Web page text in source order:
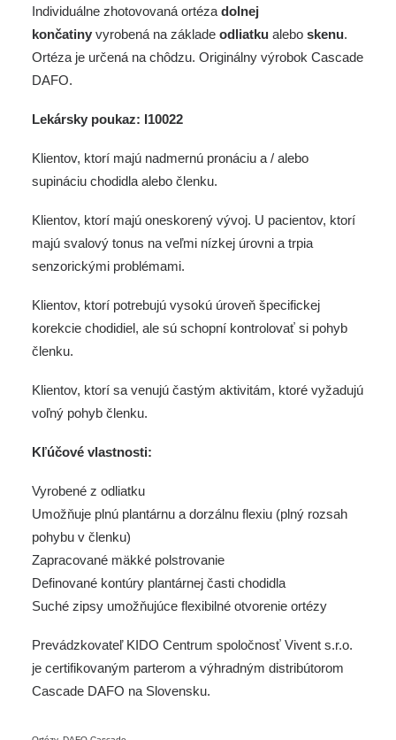
Individuálne zhotovovaná ortéza dolnej
končatiny vyrobená na základe odliatku alebo skenu.
Ortéza je určená na chôdzu. Originálny výrobok Cascade
DAFO.
Lekársky poukaz: I10022
Klientov, ktorí majú nadmernú pronáciu a / alebo
supináciu chodidla alebo členku.
Klientov, ktorí majú oneskorený vývoj. U pacientov, ktorí
majú svalový tonus na veľmi nízkej úrovni a trpia
senzorickými problémami.
Klientov, ktorí potrebujú vysokú úroveň špecifickej
korekcie chodidiel, ale sú schopní kontrolovať si pohyb
členku.
Klientov, ktorí sa venujú častým aktivitám, ktoré vyžadujú
voľný pohyb členku.
Kľúčové vlastnosti:
Vyrobené z odliatku
Umožňuje plnú plantárnu a dorzálnu flexiu (plný rozsah
pohybu v členku)
Zapracované mäkké polstrovanie
Definované kontúry plantárnej časti chodidla
Suché zipsy umožňujúce flexibilné otvorenie ortézy
Prevádzkovateľ KIDO Centrum spoločnosť Vivent s.r.o.
je certifikovaným parterom a výhradným distribútorom
Cascade DAFO na Slovensku.